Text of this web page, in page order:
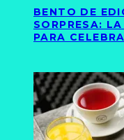
BENTO DE
SORPRESA:
PARA